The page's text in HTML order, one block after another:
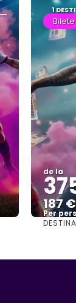
1
de la
187 €
Per